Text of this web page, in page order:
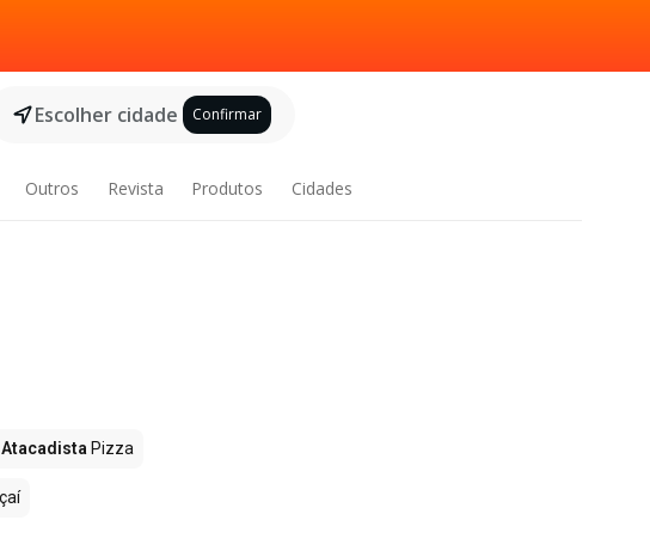
Escolher cidade Confirmar
Outros Revista Produtos Cidades
Atacadista Pizza